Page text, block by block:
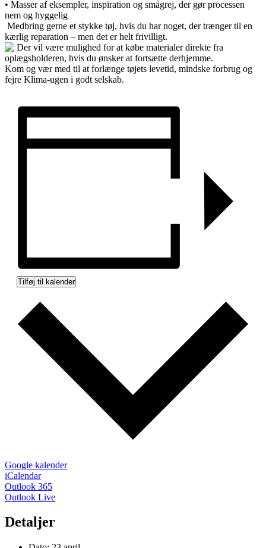
• Masser af eksempler, inspiration og smågrej, der gør processen
nem og hyggelig
Medbring gerne et stykke tøj, hvis du har noget, der trænger til en
kærlig reparation – men det er helt frivilligt.
Der vil være mulighed for at købe materialer direkte fra
oplægsholderen, hvis du ønsker at fortsætte derhjemme.
Kom og vær med til at forlænge tøjets levetid, mindske forbrug og
fejre Klima-ugen i godt selskab.
Tilføj til kalender
Google kalender
iCalendar
Outlook 365
Outlook Live
Detaljer